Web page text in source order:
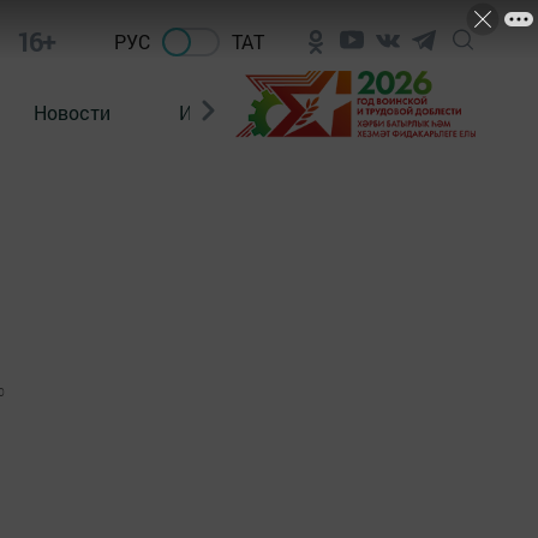
16+ РУС ТАТ
Новости Из зала суда